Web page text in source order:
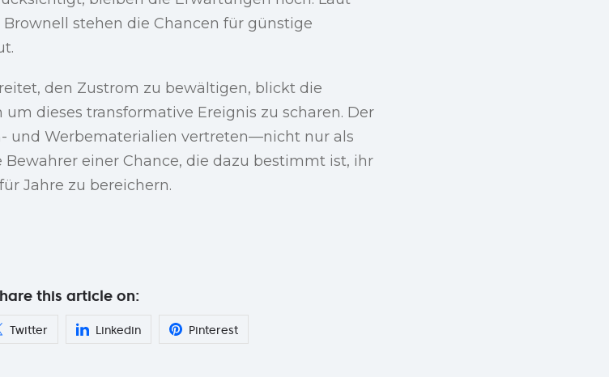
stehen die Chancen für günstige
den Zustrom zu bewältigen, blickt die
dieses transformative Ereignis zu scharen. Der
und Werbematerialien vertreten—nicht nur als
einer Chance, die dazu bestimmt ist, ihr
Jahre zu bereichern.
this article on:
Twitter Linkedin Pinterest